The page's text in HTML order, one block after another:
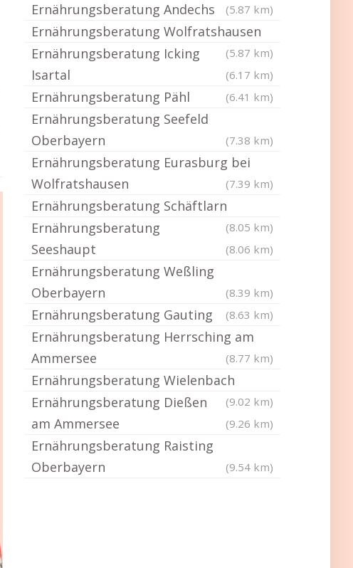
Ernährungsberatung Andechs (5.87 km)
Ernährungsberatung Wolfratshausen
(5.87 km)
Ernährungsberatung Icking
Isartal
(6.17 km)
Ernährungsberatung Pähl (6.41 km)
Ernährungsberatung Seefeld
Oberbayern
(7.38 km)
Ernährungsberatung Eurasburg bei
Wolfratshausen
(7.39 km)
Ernährungsberatung Schäftlarn
(8.05 km)
Ernährungsberatung
Seeshaupt
(8.06 km)
Ernährungsberatung Weßling
Oberbayern
(8.39 km)
Ernährungsberatung Gauting (8.63 km)
Ernährungsberatung Herrsching am
Ammersee
(8.77 km)
Ernährungsberatung Wielenbach
(9.02 km)
Ernährungsberatung Dießen
am Ammersee
(9.26 km)
Ernährungsberatung Raisting
Oberbayern
(9.54 km)